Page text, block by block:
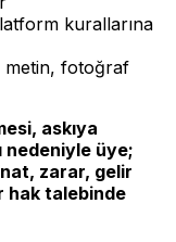
kurallarına
metin, fotoğraf
askıya
nedeniyle üye;
zarar, gelir
hak talebinde